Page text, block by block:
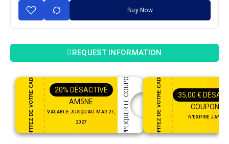
Buy Now
REQUEST INFORMATION
PROFITEZ DE VOTRE CADEAU 20% DÉSACTIVÉ
AM5NE
VALABLE JUSQU'AU MAR 27,
2027
APPLIQUER LE COUPON PROFITEZ DE VOTRE CADEAU 35,00 €
COUPON35
N'EXPIRE